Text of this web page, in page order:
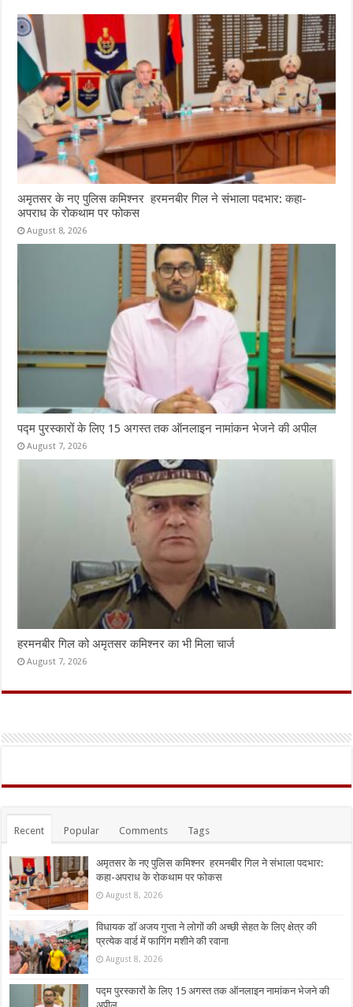
अमृतसर के नए पुलिस कमिश्नर हरमनबीर गिल ने संभाला पदभार: कहा-
अपराध के रोकथाम पर फोकस
August 8, 2026
पद्म पुरस्कारों के लिए 15 अगस्त तक ऑनलाइन नामांकन भेजने की अपील
August 7, 2026
हरमनबीर गिल को अमृतसर कमिश्नर का भी मिला चार्ज
August 7, 2026
Recent Popular Comments Tags
अमृतसर के नए पुलिस कमिश्नर हरमनबीर गिल ने संभाला पदभार:
कहा-अपराध के रोकथाम पर फोकस
August 8, 2026
विधायक डॉ अजय गुप्ता ने लोगों की अच्छी सेहत के लिए क्षेत्र की
प्रत्येक वार्ड में फागिंग मशीने की रवाना
August 8, 2026
पद्म पुरस्कारों के लिए 15 अगस्त तक ऑनलाइन नामांकन भेजने की